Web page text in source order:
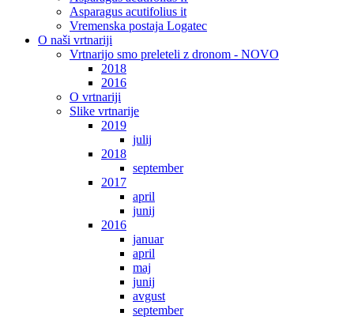
Asparagus acutifolius it
Vremenska postaja Logatec
O naši vrtnariji
Vrtnarijo smo preleteli z dronom - NOVO
2018
2016
O vrtnariji
Slike vrtnarije
2019
julij
2018
september
2017
april
junij
2016
januar
april
maj
junij
avgust
september